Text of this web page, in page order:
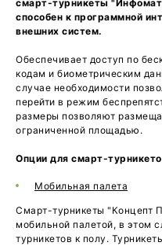
смарт-турникеты
способен к программной
внешних систем.
Обеспечивает доступ по
кодам и биометрическим
случае необходимости
перейти в режим
размеры позволяют
ограниченной площадью.
Опции для смарт-
Мобильная палета
Смарт-турникеты "Концепт
мобильной палетой, в этом
турникетов к полу.